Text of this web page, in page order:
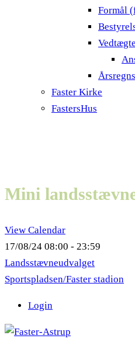
Formål
Faster Kirke
FastersHus
Mini
View Calendar
17/08/24 08:00 - 23:59
Landsstævneudvalget
Sportspladsen/Faster stadion
Login